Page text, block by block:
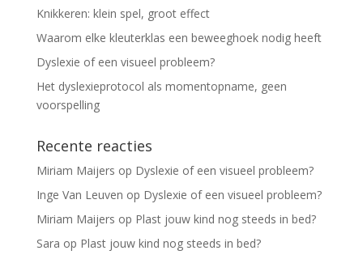
Knikkeren: klein spel, groot effect
Waarom elke kleuterklas een beweeghoek nodig heeft
Dyslexie of een visueel probleem?
Het dyslexieprotocol als momentopname, geen
voorspelling
Recente reacties
Miriam Maijers op Dyslexie of een visueel probleem?
Inge Van Leuven op Dyslexie of een visueel probleem?
Miriam Maijers op Plast jouw kind nog steeds in bed?
Sara op Plast jouw kind nog steeds in bed?